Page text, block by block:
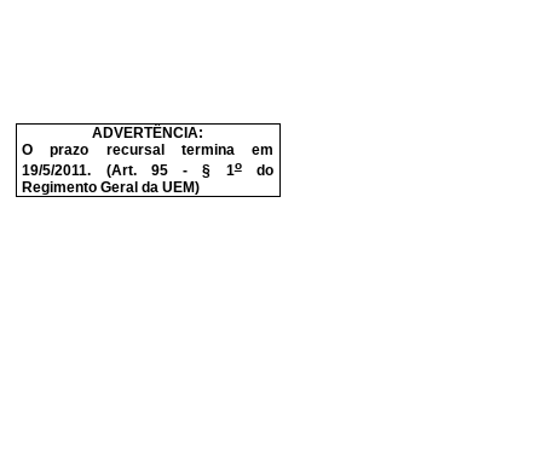
ADVERTÊNCIA:
O prazo recursal termina em
19/5/2011. (Art. 95 - § 1odo
Regimento Geral da UEM)